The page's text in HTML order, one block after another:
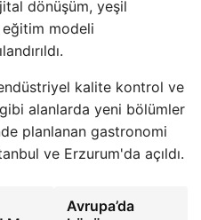
dönüşüm, yeşil
eğitim modeli
kalite kontrol ve
alanlarda yeni bölümler
planlanan gastronomi
ve Erzurum'da açıldı.
Avrupa’da